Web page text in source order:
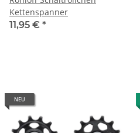
Kettenspanner
11,95 € *
NEU